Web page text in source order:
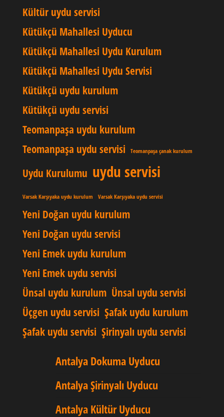
Kültür uydu servisi
Kütükçü Mahallesi Uyducu
Kütükçü Mahallesi Uydu Kurulum
Kütükçü Mahallesi Uydu Servisi
Kütükçü uydu kurulum
Kütükçü uydu servisi
Teomanpaşa uydu kurulum
Teomanpaşa uydu servisi
Teomanpaşa çanak kurulum
Uydu Kurulumu uydu servisi
Varsak Karşıyaka uydu kurulum Varsak Karşıyaka uydu servisi
Yeni Doğan uydu kurulum
Yeni Doğan uydu servisi
Yeni Emek uydu kurulum
Yeni Emek uydu servisi
Ünsal uydu kurulum Ünsal uydu servisi
Üçgen uydu servisi Şafak uydu kurulum
Şafak uydu servisi Şirinyalı uydu servisi
Antalya Dokuma Uyducu
Antalya Şirinyalı Uyducu
Antalya Kültür Uyducu